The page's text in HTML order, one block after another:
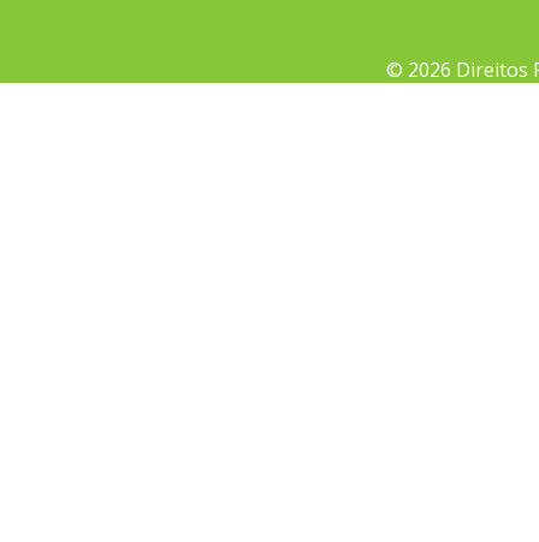
© 2026 Direitos